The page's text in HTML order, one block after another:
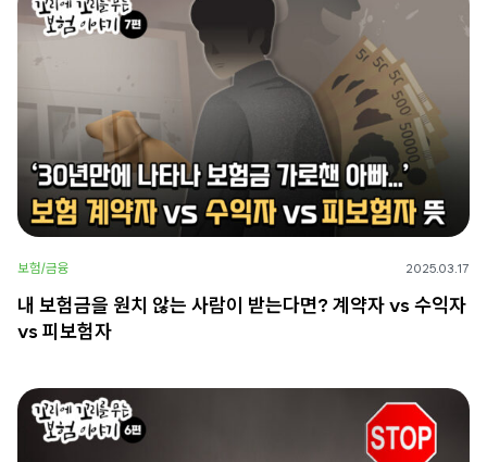
보험/금융 2025.03.17
내 보험금을 원치 않는 사람이 받는다면? 계약자 vs 수익자
vs 피보험자